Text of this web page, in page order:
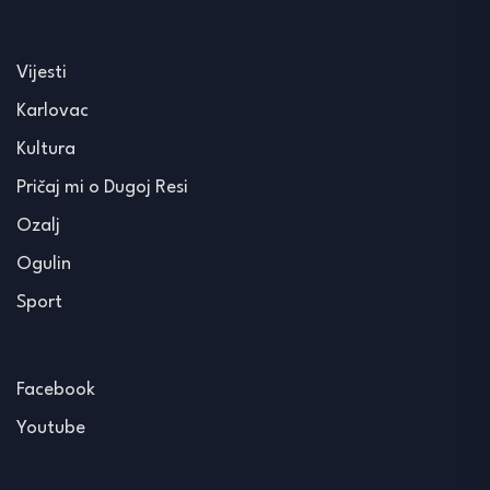
Vijesti
Karlovac
Kultura
Pričaj mi o Dugoj Resi
Ozalj
Ogulin
Sport
Facebook
Youtube